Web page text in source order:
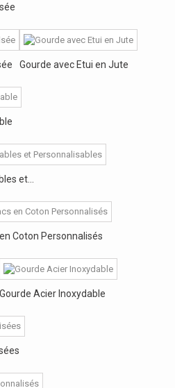
Gourde avec Etui en Jute
et...
Coton Personnalisés
Gourde Acier Inoxydable